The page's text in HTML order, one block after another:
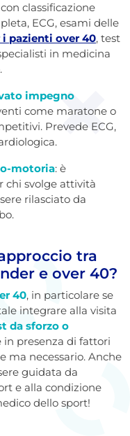
classificazione
ECG, esami delle
i pazienti over 40, test
in medicina
impegno
come maratone o
Prevede ECG,
motoria: è
chi svolge attività
rilasciato da
tra
e over 40?
40, in particolare se
integrare alla visita
da sforzo o
in presenza di fattori
ma necessario. Anche
guidata da
e alla condizione
dello sport!